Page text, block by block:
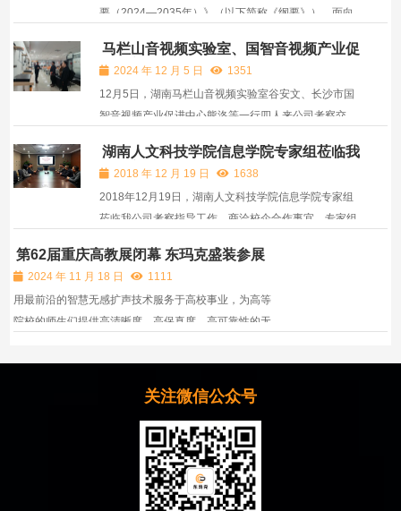
要（2024—2035年）》（以下简称《纲要》），面向
出全面系统部署。 《纲要》坚持以习近平新时代中国特
色社会主义思想为指导，深入贯彻党的二十大和二十届
二中、三...
马栏山音视频实验室、国智音视频产业促
进中心专家来公司考察交流
2024 年 12 月 5 日
1351
12月5日，湖南马栏山音视频实验室谷安文、长沙市国
智音视频产业促进中心熊洛等一行四人来公司考察交
场体验了“智慧无感扩声系统”在教室和会议室两类场景
应用效果，双方就共同发展音视频产业开展合作进行了
深入交流...
湖南人文科技学院信息学院专家组莅临我
司考察
2018 年 12 月 19 日
1638
2018年12月19日，湖南人文科技学院信息学院专家组
莅临我公司考察指导工作，商洽校企合作事宜。专家组
总监刘建洪共商校企合作大计，并就如何发挥院方的科
研优势和企业的技术落地优势，加强国内教育音频技术
领域供给...
第62届重庆高教展闭幕 东玛克盛装参展
2024 年 11 月 18 日
1111
用最前沿的智慧无感扩声技术服务于高校事业，为高等
院校的师生们提供高清晰度、高保真度、高可靠性的无
高校教室的实际需求出发，结合实际面积与课室需求，
有针对性地带来智慧无感扩声体验，造福师生身心健
关注微信公众号